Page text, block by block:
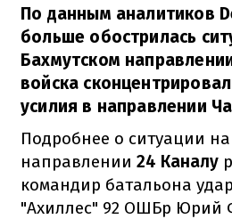
По данным аналитиков
больше обострилась
Бахмутском
войска
усилия в направлении
Подробнее о ситуации
направлении 24 Каналу
командир батальона
"Ахиллес" 92 ОШБр Юрий